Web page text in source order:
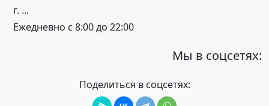
г. ...
Ежедневно с 8:00 до 22:00
Мы в соцсетях:
Поделиться в соцсетях: